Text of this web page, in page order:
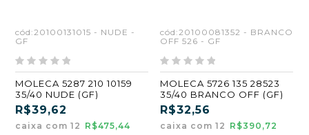
cód:20100131015 - NUDE -
GF
MOLECA 5287 210 10159
35/40 NUDE (GF)
R$39,62
caixa com 12 R$475,44
cód:20100081352 - BRANCO
OFF 526 - GF
MOLECA 5726 135 28523
35/40 BRANCO OFF (GF)
R$32,56
caixa com 12 R$390,72